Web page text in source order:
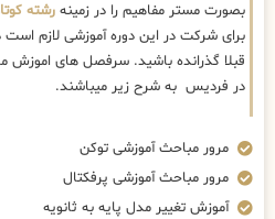
بصورت مستر مفاهیم را در زمینه رشته
برای شرکت در این دوره آموزشی لازم
قبلا گذرانده باشید. سرفصل های اموزش
در فردیس به شرح زیر میباشند.
مرور مباحث آموزشی توکن
مرور مباحث آموزشی پرفکتال
آموزش تغییر مدل پایه به ثانویه